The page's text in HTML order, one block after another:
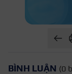
BÌNH LUẬN (0